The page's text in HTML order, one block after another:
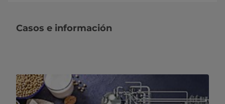
Casos e información